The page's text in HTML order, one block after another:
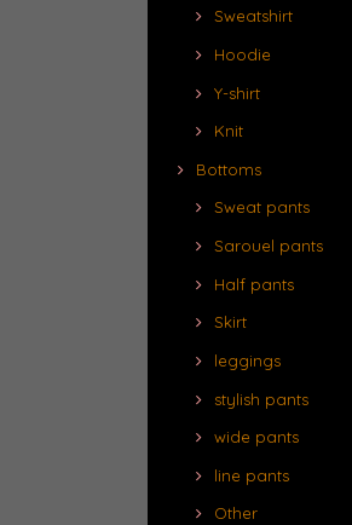
Sweatshirt
Hoodie
Y-shirt
Knit
Bottoms
Sweat pants
Sarouel pants
Half pants
Skirt
leggings
stylish pants
wide pants
line pants
Other